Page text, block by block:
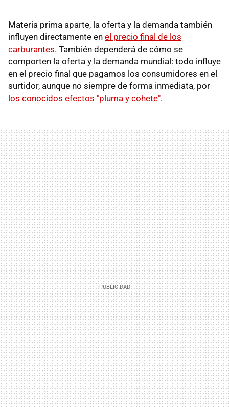
Materia prima aparte, la oferta y la demanda también
influyen directamente en el precio final de los
carburantes. También dependerá de cómo se
comporten la oferta y la demanda mundial: todo influye
en el precio final que pagamos los consumidores en el
surtidor, aunque no siempre de forma inmediata, por
los conocidos efectos "pluma y cohete".